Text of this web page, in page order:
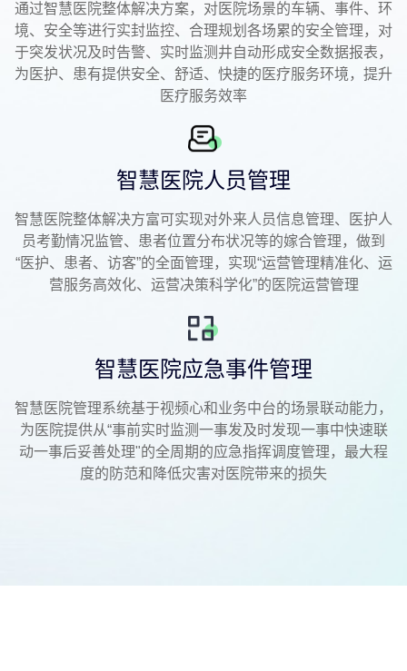
通过智慧医院整体解决方案，对医院场景的车辆、事件、环
境、安全等进行实封监控、合理规划各场累的安全管理，对
于突发状况及时告警、实时监测井自动形成安全数据报表，
为医护、患有提供安全、舒适、快捷的医疗服务环境，提升
医疗服务效率
智慧医院人员管理
智慧医院整体解决方富可实现对外来人员信息管理、医护人
员考勤情况监管、患者位置分布状况等的嫁合管理，做到
“医护、患者、访客”的全面管理，实现“运营管理精准化、运
营服务高效化、运营决策科学化”的医院运营管理
智慧医院应急事件管理
智慧医院管理系统基于视频心和业务中台的场景联动能力，
为医院提供从“事前实时监测一事发及时发现一事中快速联
动一事后妥善处理"的全周期的应急指挥调度管理，最大程
度的防范和降低灾害对医院带来的损失